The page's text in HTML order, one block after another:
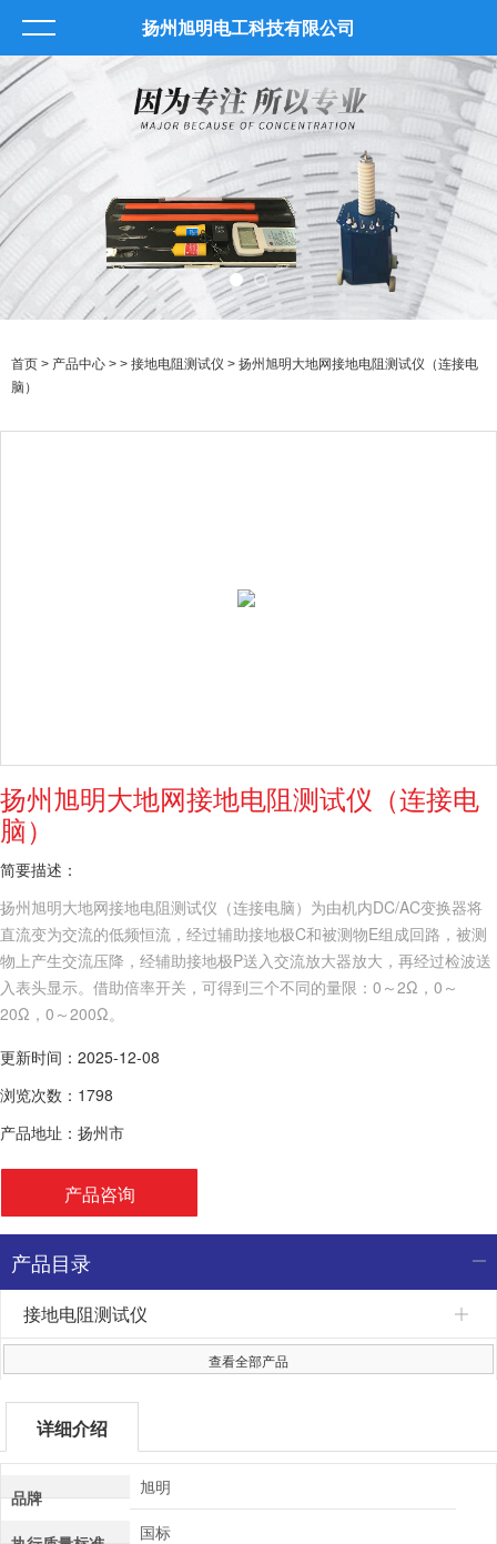
扬州旭明电工科技有限公司
首页 > 产品中心 > > 接地电阻测试仪 > 扬州旭明大地网接地电阻测试仪（连接电
脑）
扬州旭明大地网接地电阻测试仪（连接电
脑）
简要描述：
扬州旭明大地网接地电阻测试仪（连接电脑）为由机内DC/AC变换器将
直流变为交流的低频恒流，经过辅助接地极C和被测物E组成回路，被测
物上产生交流压降，经辅助接地极P送入交流放大器放大，再经过检波送
入表头显示。借助倍率开关，可得到三个不同的量限：0～2Ω，0～
20Ω，0～200Ω。
更新时间：2025-12-08
浏览次数：1798
产品地址：扬州市
产品咨询
产品目录
接地电阻测试仪
查看全部产品
详细介绍
品牌 旭明
国标